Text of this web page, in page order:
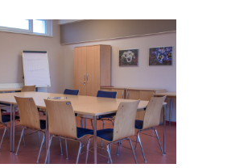
v
i
g
a